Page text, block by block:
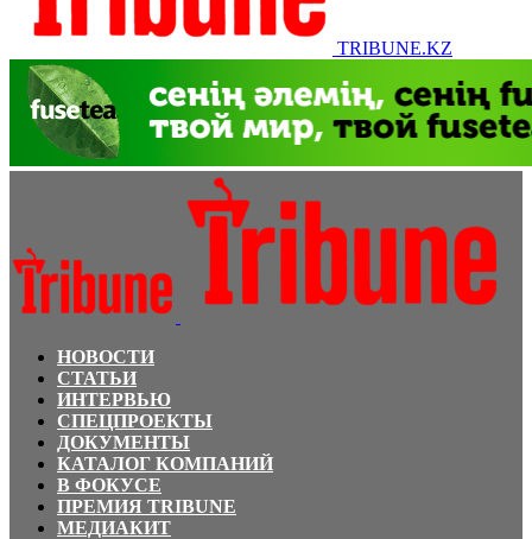
TRIBUNE.KZ
НОВОСТИ
СТАТЬИ
ИНТЕРВЬЮ
СПЕЦПРОЕКТЫ
ДОКУМЕНТЫ
КАТАЛОГ КОМПАНИЙ
В ФОКУСЕ
ПРЕМИЯ TRIBUNE
МЕДИАКИТ